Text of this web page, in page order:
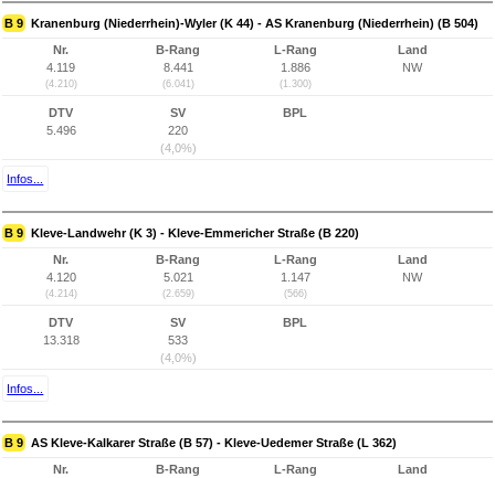
B 9 Kranenburg (Niederrhein)-Wyler (K 44) - AS Kranenburg (Niederrhein) (B 504)
Nr.
4.119
(4.210)
B-Rang
8.441
(6.041)
L-Rang
1.886
(1.300)
Land
NW
DTV
5.496
SV
220
(4,0%)
BPL
Infos...
B 9 Kleve-Landwehr (K 3) - Kleve-Emmericher Straße (B 220)
Nr.
4.120
(4.214)
B-Rang
5.021
(2.659)
L-Rang
1.147
(566)
Land
NW
DTV
13.318
SV
533
(4,0%)
BPL
Infos...
B 9 AS Kleve-Kalkarer Straße (B 57) - Kleve-Uedemer Straße (L 362)
Nr.
B-Rang
L-Rang
Land